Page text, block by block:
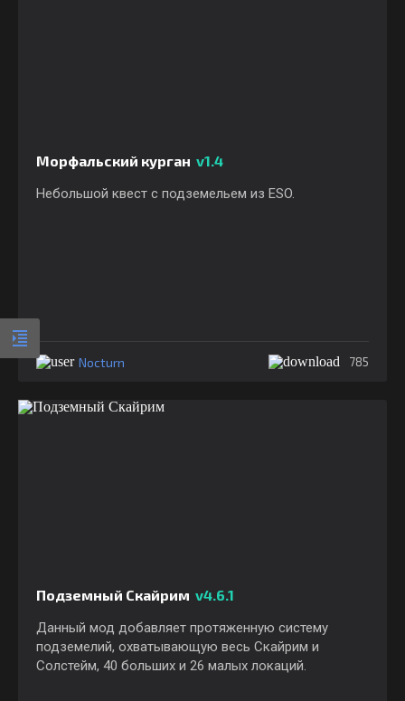
Морфальский курган v1.4
Небольшой квест с подземельем из ESO.
Nocturn 785
Подземный Скайрим v4.6.1
Данный мод добавляет протяженную систему
подземелий, охватывающую весь Скайрим и
Солстейм, 40 больших и 26 малых локаций.